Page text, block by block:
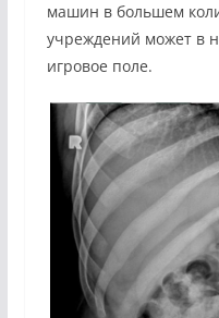
машин в большем
учреждений может в
игровое поле.